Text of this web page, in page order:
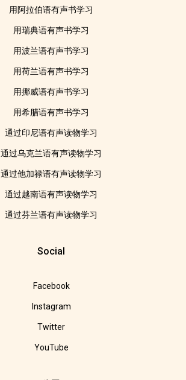
用阿拉伯语有声书学习
用瑞典语有声书学习
用波兰语有声书学习
用荷兰语有声书学习
用挪威语有声书学习
用希腊语有声书学习
通过印尼语有声读物学习
通过乌克兰语有声读物学习
通过他加禄语有声读物学习
通过越南语有声读物学习
通过芬兰语有声读物学习
Social
Facebook
Instagram
Twitter
YouTube